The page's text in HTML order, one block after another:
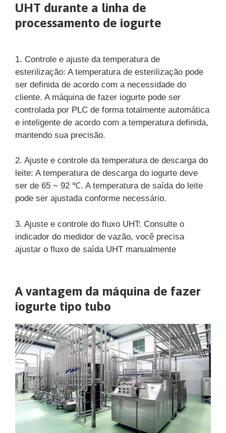
UHT durante a linha de
processamento de iogurte
1. Controle e ajuste da temperatura de
esterilização: A temperatura de esterilização pode
ser definida de acordo com a necessidade do
cliente. A máquina de fazer iogurte pode ser
controlada por PLC de forma totalmente automática
e inteligente de acordo com a temperatura definida,
mantendo sua precisão.
2. Ajuste e controle da temperatura de descarga do
leite: A temperatura de descarga do iogurte deve
ser de 65 ~ 92 ℃. A temperatura de saída do leite
pode ser ajustada conforme necessário.
3. Ajuste e controle do fluxo UHT: Consulte o
indicador do medidor de vazão, você precisa
ajustar o fluxo de saída UHT manualmente
A vantagem da máquina de fazer
iogurte tipo tubo